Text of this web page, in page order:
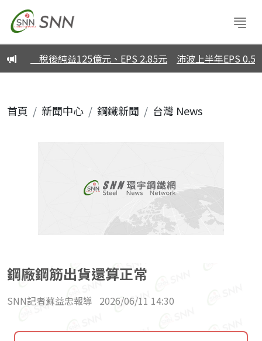
眼 稅後純益125億元、EPS 2.85元 沛波上半年EPS 0.59元
首頁 新聞中心 鋼鐵新聞 台灣 News
鋼廠鋼筋出貨還算正常
SNN記者蘇益忠報導 2026/06/11 14:30